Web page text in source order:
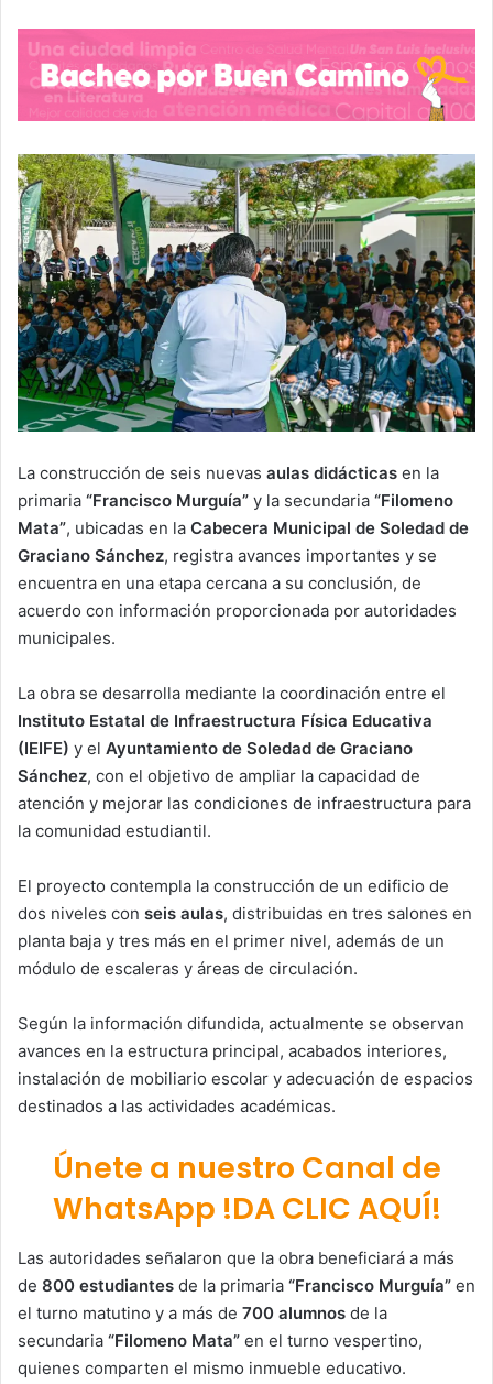
La construcción de seis nuevas aulas didácticas en la
primaria “Francisco Murguía” y la secundaria “Filomeno
Mata”, ubicadas en la Cabecera Municipal de Soledad de
Graciano Sánchez, registra avances importantes y se
encuentra en una etapa cercana a su conclusión, de
acuerdo con información proporcionada por autoridades
municipales.
La obra se desarrolla mediante la coordinación entre el
Instituto Estatal de Infraestructura Física Educativa
(IEIFE) y el Ayuntamiento de Soledad de Graciano
Sánchez, con el objetivo de ampliar la capacidad de
atención y mejorar las condiciones de infraestructura para
la comunidad estudiantil.
El proyecto contempla la construcción de un edificio de
dos niveles con seis aulas, distribuidas en tres salones en
planta baja y tres más en el primer nivel, además de un
módulo de escaleras y áreas de circulación.
Según la información difundida, actualmente se observan
avances en la estructura principal, acabados interiores,
instalación de mobiliario escolar y adecuación de espacios
destinados a las actividades académicas.
Únete a nuestro Canal de
WhatsApp !DA CLIC AQUÍ!
Las autoridades señalaron que la obra beneficiará a más
de 800 estudiantes de la primaria “Francisco Murguía” en
el turno matutino y a más de 700 alumnos de la
secundaria “Filomeno Mata” en el turno vespertino,
quienes comparten el mismo inmueble educativo.